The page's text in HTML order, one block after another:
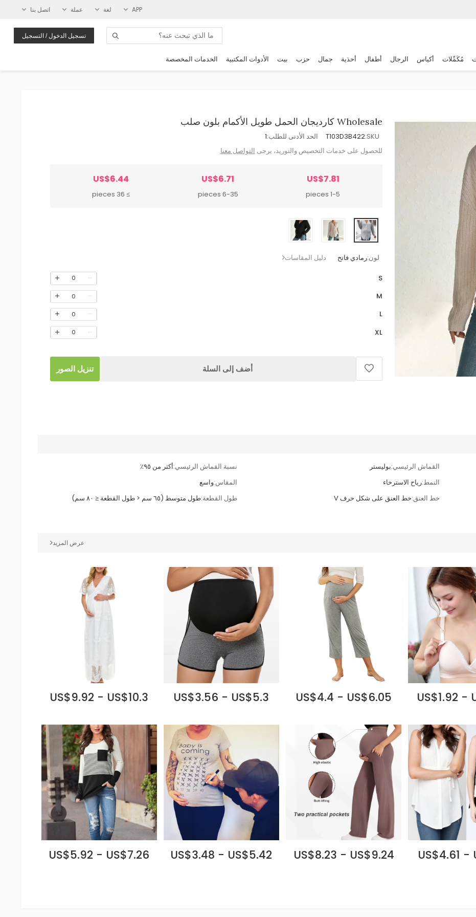
APP لغة عملة اتصل بنا
تسجيل الدخول / التسجيل
مُكَمِّلات أكياس الرجال أطفال أحذية جمال حزب بيت الأدوات المكتبية الخدمات المخصصة
Wholesale كارديجان الحمل طويل الأكمام بلون صلب
SKU:
T103D3B422 الحد الأدنى للطلب:1
للحصول على خدمات التخصيص والتوريد، يرجى التواصل معنا
US$7.81
1-5 pieces
US$6.71
6-35 pieces
US$6.44
≥ 36 pieces
لون:رمادي فاتح دليل المقاسات
S
0
M
0
L
0
XL
0
أضف إلى السلة تنزيل الصور
القماش الرئيسي:بوليستر نسبة القماش الرئيسي:أكثر من ٩٥٪
النمط:رياح الاسترخاء المقاس:واسع
خط العنق:خط العنق على شكل حرف V طول القطعة:طول متوسط (٦٥ سم < طول القطعة ≤ ٨٠ سم)
عرض المزيد
US$1.92 -
US$4.4 - US$6.05
US$3.56 - US$5.3
US$9.92 - US$10.3
US$4.61 -
US$8.23 - US$9.24
US$3.48 - US$5.42
US$5.92 - US$7.26